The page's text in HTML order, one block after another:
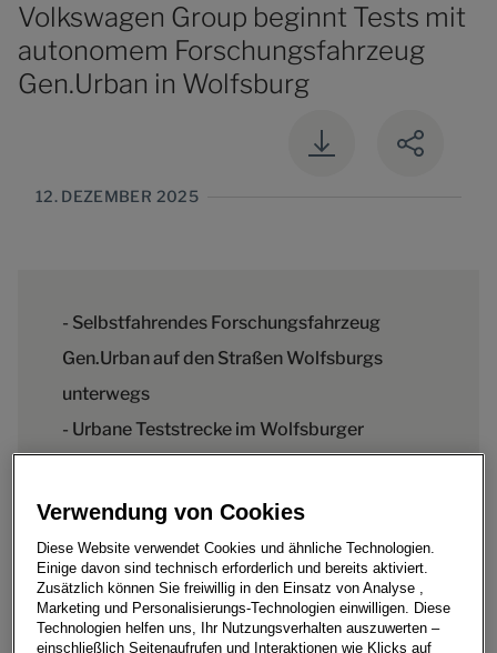
Volkswagen Group beginnt Tests mit
autonomem Forschungsfahrzeug
Gen.Urban in Wolfsburg
12. DEZEMBER 2025
- Selbstfahrendes Forschungsfahrzeug
Gen.Urban auf den Straßen Wolfsburgs
unterwegs
- Urbane Teststrecke im Wolfsburger
Verkehrsszenarien von Kreuzung bis
- Ziel des Projekts: Verstehen, wie Menschen
die Mitfahrt in einem selbstfahrenden Auto
erleben
Verwendung von Cookies
Diese Website verwendet Cookies und ähnliche Technologien.
Einige davon sind technisch erforderlich und bereits aktiviert.
Zusätzlich können Sie freiwillig in den Einsatz von Analyse ,
Marketing und Personalisierungs-Technologien einwilligen. Diese
Technologien helfen uns, Ihr Nutzungsverhalten auszuwerten –
einschließlich Seitenaufrufen und Interaktionen wie Klicks auf